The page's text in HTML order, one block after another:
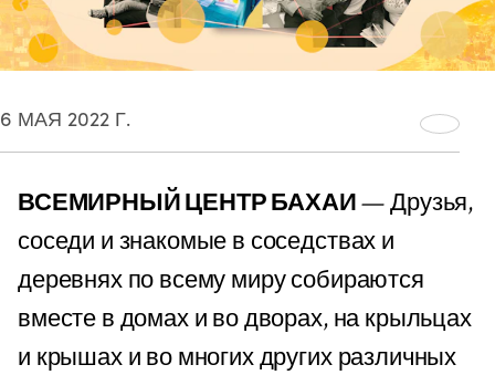
6 МАЯ 2022 Г.
ВСЕМИРНЫЙ ЦЕНТР БАХАИ— Друзья,
соседи и знакомые в соседствах и
деревнях по всему миру собираются
вместе в домах и во дворах, на крыльцах
и крышах и во многих других различных